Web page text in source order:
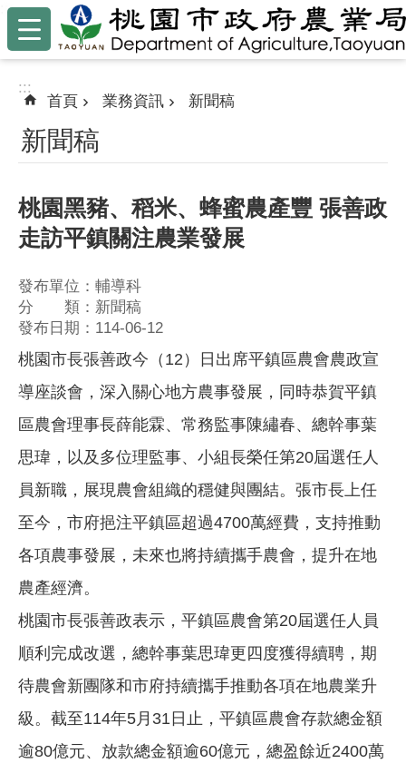
跳到主要內容區塊
:::
:::
首頁 業務資訊 新聞稿
新聞稿
桃園黑豬、稻米、蜂蜜農產豐 張善政
走訪平鎮關注農業發展
發布單位：輔導科
分 類：新聞稿
發布日期：114-06-12
桃園市長張善政今（12）日出席平鎮區農會農政宣
導座談會，深入關心地方農事發展，同時恭賀平鎮
區農會理事長薛能霖、常務監事陳繡春、總幹事葉
思瑋，以及多位理監事、小組長榮任第20屆選任人
員新職，展現農會組織的穩健與團結。張市長上任
至今，市府挹注平鎮區超過4700萬經費，支持推動
各項農事發展，未來也將持續攜手農會，提升在地
農產經濟。
桃園市長張善政表示，平鎮區農會第20屆選任人員
順利完成改選，總幹事葉思瑋更四度獲得續聘，期
待農會新團隊和市府持續攜手推動各項在地農業升
級。截至114年5月31日止，平鎮區農會存款總金額
逾80億元、放款總金額逾60億元，總盈餘近2400萬